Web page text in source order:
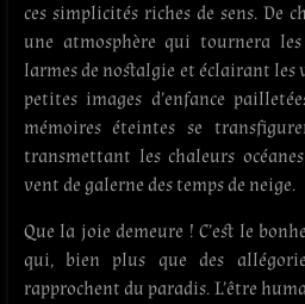
ces simplicités riches de sens. De
une atmosphère qui tournera
larmes de nostalgie et éclairant les
petites images d’enfance
mémoires éteintes se
transmettant les chaleurs
vent de galerne des temps de neige.
Que la joie demeure ! C’est le
qui, bien plus que des
rapprochent du paradis. L’être